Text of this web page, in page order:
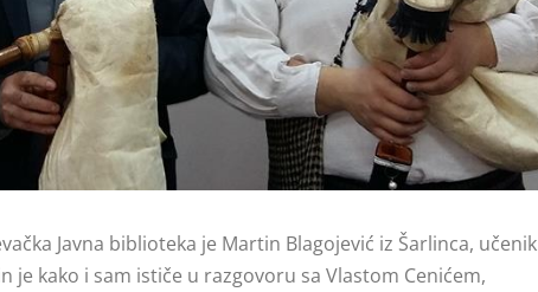
Javna biblioteka je Martin Blagojević iz Šarlinca, učenik
je kako i sam ističe u razgovoru sa Vlastom Cenićem,